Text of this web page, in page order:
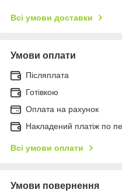
Всі умови доставки
Умови оплати
Післяплата
Готівкою
Оплата на рахунок
Накладений платіж по
Всі умови оплати
Умови повернення